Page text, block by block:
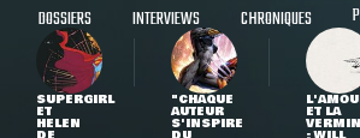
DOSSIERS INTERVIEWS CHRONIQUES
SUPERGIRL
ET
HELEN
"CHAQUE
AUTEUR
S'INSPIRE
ET LA